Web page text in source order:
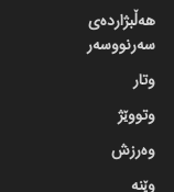
هەڵبژاردەی
سەرنووسەر
وتار
وتووێژ
وەرزش
وێنە